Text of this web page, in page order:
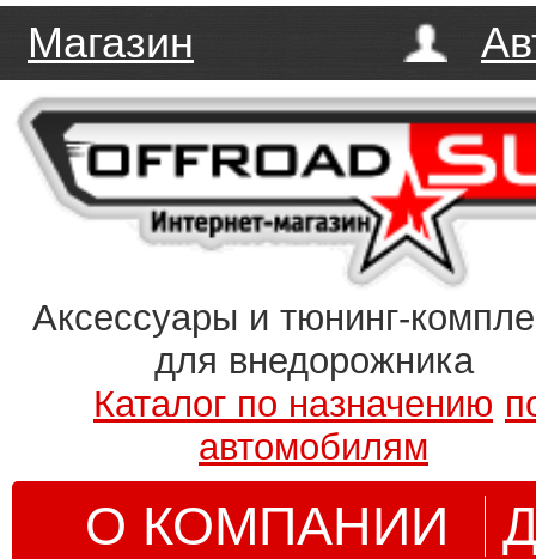
Магазин
Аксессуары и тюнинг-
для внедорожника
Каталог по назначению
автомобилям
О КОМПАНИИ